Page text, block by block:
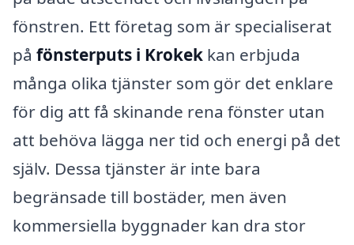
fönstren. Ett företag som är specialiserat
på fönsterputs i Krokek kan erbjuda
många olika tjänster som gör det enklare
för dig att få skinande rena fönster utan
att behöva lägga ner tid och energi på det
själv. Dessa tjänster är inte bara
begränsade till bostäder, men även
kommersiella byggnader kan dra stor